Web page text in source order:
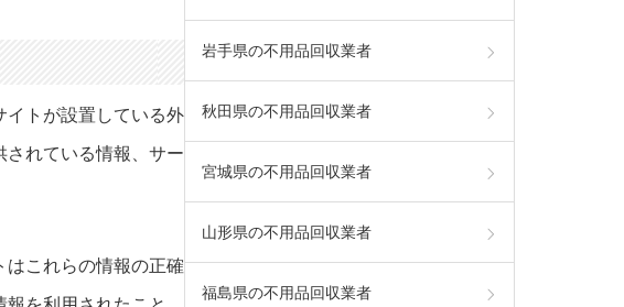
イトが設置している外
れている情報、サー
はこれらの情報の正確
岩手県の不用品回収業者
秋田県の不用品回収業者
宮城県の不用品回収業者
山形県の不用品回収業者
福島県の不用品回収業者